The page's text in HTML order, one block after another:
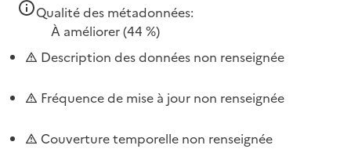
Qualité des métadonnées:
À améliorer(44 %)
Description des données non renseignée
Fréquence de mise à jour non renseignée
Couverture temporelle non renseignée